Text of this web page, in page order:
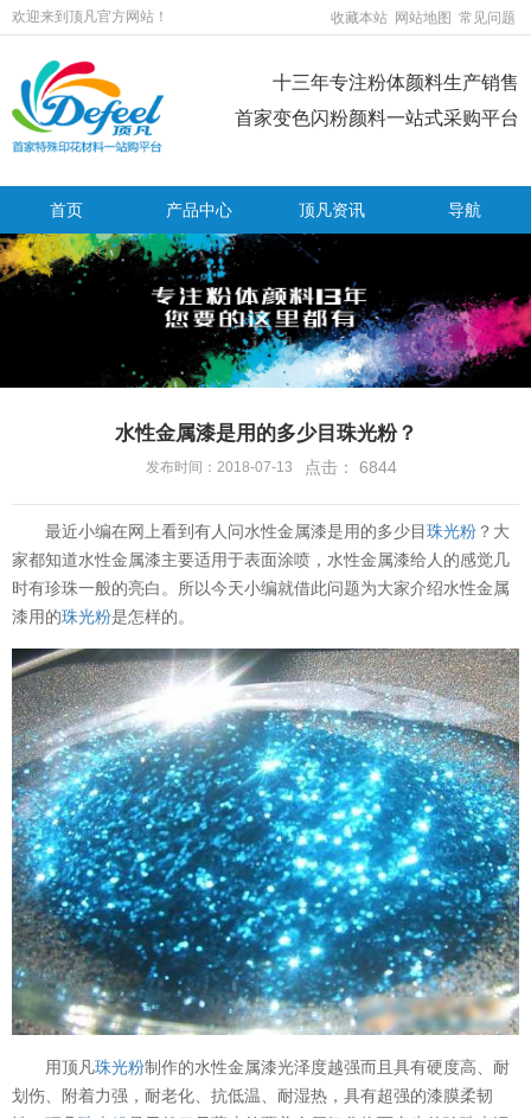
欢迎来到顶凡官方网站！ 收藏本站 网站地图 常见问题
十三年专注粉体颜料生产销售
首家变色闪粉颜料一站式采购平台
首页 产品中心 顶凡资讯 导航
水性金属漆是用的多少目珠光粉？
发布时间：2018-07-13 点击： 6844
最近小编在网上看到有人问水性金属漆是用的多少目珠光粉 ？大
家都知道水性金属漆主要适用于表面涂喷，水性金属漆给人的感觉几
时有珍珠一般的亮白。所以今天小编就借此问题为大家介绍水性金属
漆用的珠光粉是怎样的。
用顶凡珠光粉制作的水性金属漆光泽度越强而且具有硬度高、耐
划伤、附着力强，耐老化、抗低温、耐湿热，具有超强的漆膜柔韧